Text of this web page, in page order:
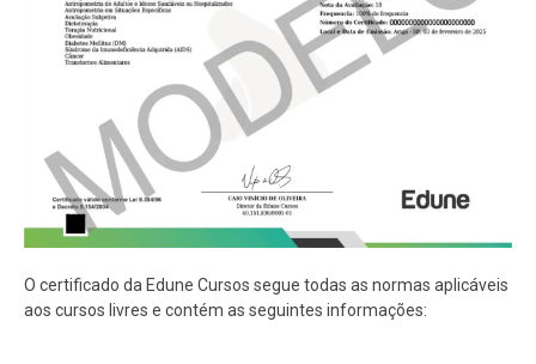
O certificado da Edune Cursos segue todas as normas aplicáveis
aos cursos livres e contém as seguintes informações: